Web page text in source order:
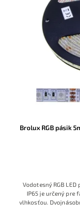
Brolux RGB pásik
Vodotesný RGB
IP65 je určený pre
vlhkosťou.